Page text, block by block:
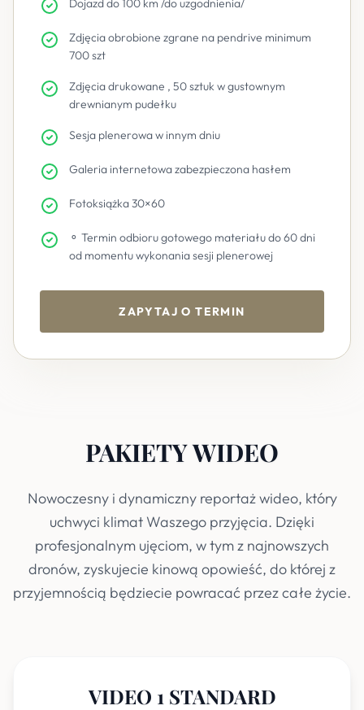
Dojazd do 100 km /do uzgodnienia/
Zdjęcia obrobione zgrane na pendrive minimum
700 szt
Zdjęcia drukowane , 50 sztuk w gustownym
drewnianym pudełku
Sesja plenerowa w innym dniu
Galeria internetowa zabezpieczona hasłem
Fotoksiążka 30×60
⚬ Termin odbioru gotowego materiału do 60 dni
od momentu wykonania sesji plenerowej
ZAPYTAJ O TERMIN
PAKIETY WIDEO
Nowoczesny i dynamiczny reportaż wideo, który
uchwyci klimat Waszego przyjęcia. Dzięki
profesjonalnym ujęciom, w tym z najnowszych
dronów, zyskujecie kinową opowieść, do której z
przyjemnością będziecie powracać przez całe życie.
VIDEO 1 STANDARD